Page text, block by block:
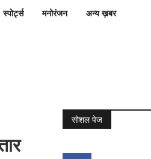
स्पोर्ट्स मनोरंजन अन्य ख़बर
सोशल पेज